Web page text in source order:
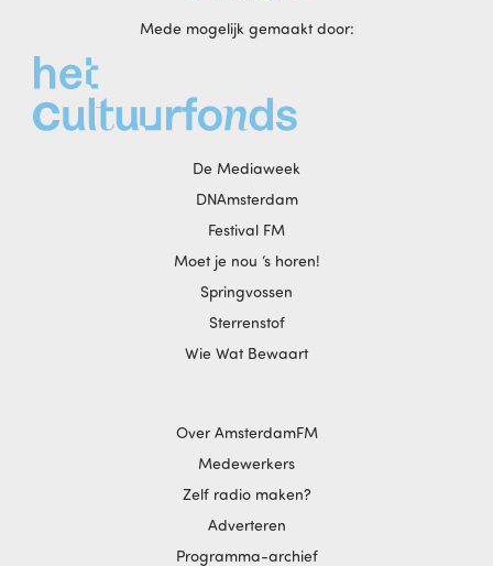
Mede mogelijk gemaakt door:
De Mediaweek
DNAmsterdam
Festival FM
Moet je nou ‘s horen!
Springvossen
Sterrenstof
Wie Wat Bewaart
Over AmsterdamFM
Medewerkers
Zelf radio maken?
Adverteren
Programma-archief